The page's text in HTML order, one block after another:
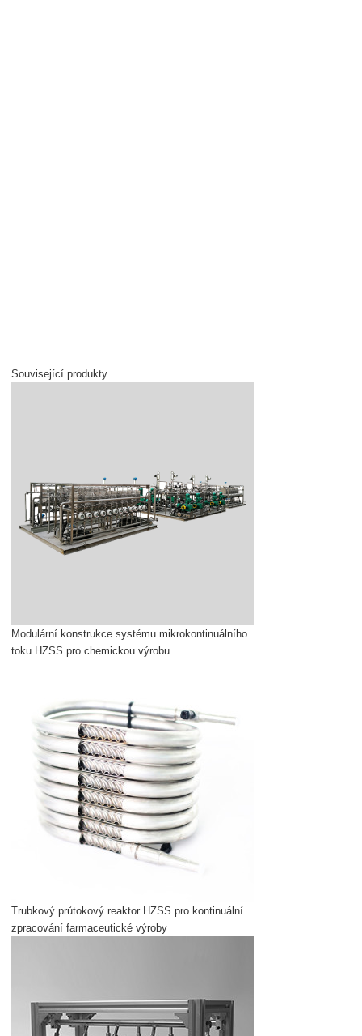
Související produkty
Modulární konstrukce systému mikrokontinuálního
toku HZSS pro chemickou výrobu
Trubkový průtokový reaktor HZSS pro kontinuální
zpracování farmaceutické výroby